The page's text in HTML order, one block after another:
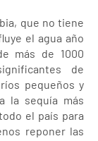
que no tiene
el agua año
más de 1000
de
pequeños y
la sequía más
el país para
reponer las